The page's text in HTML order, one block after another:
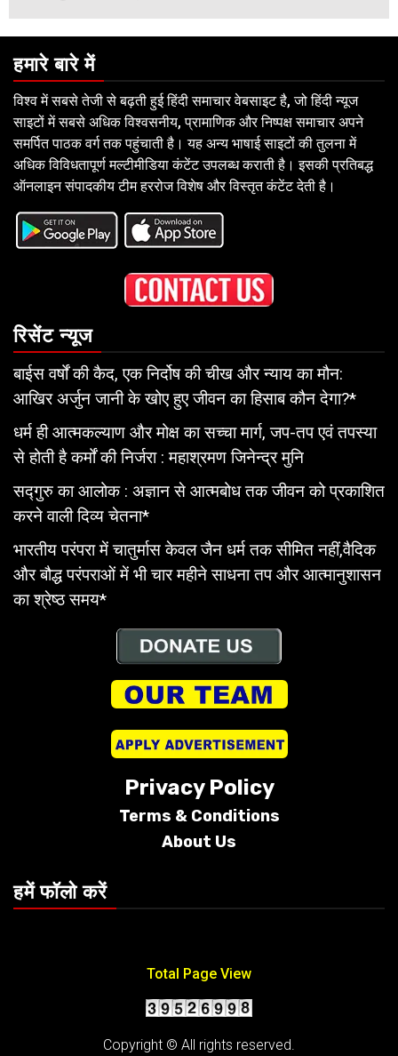
हमारे बारे में
विश्व में सबसे तेजी से बढ़ती हुई हिंदी समाचार वेबसाइट है, जो हिंदी न्यूज
साइटों में सबसे अधिक विश्वसनीय, प्रामाणिक और निष्पक्ष समाचार अपने
समर्पित पाठक वर्ग तक पहुंचाती है। यह अन्य भाषाई साइटों की तुलना में
अधिक विविधतापूर्ण मल्टीमीडिया कंटेंट उपलब्ध कराती है। इसकी प्रतिबद्ध
ऑनलाइन संपादकीय टीम हररोज विशेष और विस्तृत कंटेंट देती है।
रिसेंट न्यूज
बाईस वर्षों की कैद, एक निर्दोष की चीख और न्याय का मौन:
आखिर अर्जुन जानी के खोए हुए जीवन का हिसाब कौन देगा?*
धर्म ही आत्मकल्याण और मोक्ष का सच्चा मार्ग, जप-तप एवं तपस्या
से होती है कर्मों की निर्जरा : महाश्रमण जिनेन्द्र मुनि
सद्गुरु का आलोक : अज्ञान से आत्मबोध तक जीवन को प्रकाशित
करने वाली दिव्य चेतना*
भारतीय परंपरा में चातुर्मास केवल जैन धर्म तक सीमित नहीं,वैदिक
और बौद्ध परंपराओं में भी चार महीने साधना तप और आत्मानुशासन
का श्रेष्ठ समय*
Privacy Policy
Terms & Conditions
About Us
हमें फॉलो करें
Total Page View
Copyright © All rights reserved.